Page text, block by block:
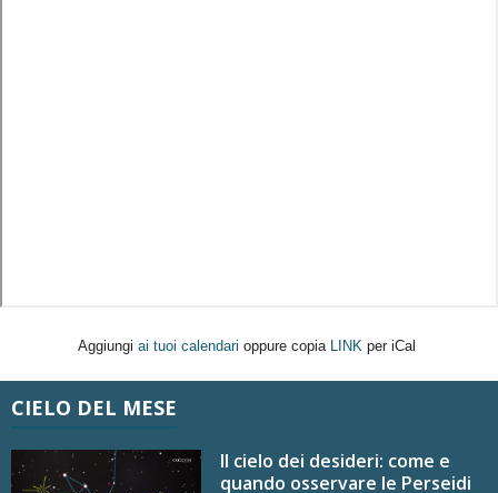
Aggiungi ai tuoi calendari oppure copia LINK per iCal
CIELO DEL MESE
Il cielo dei desideri: come e
quando osservare le Perseidi